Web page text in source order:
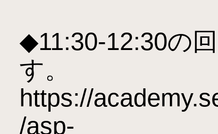
◆11:30-12:30の
す。
https://
/asp-